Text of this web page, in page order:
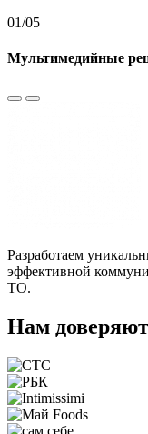
01/05
Мультимедийные
Разработаем
эффективной
ТО.
Нам доверяют